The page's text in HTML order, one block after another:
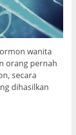
wanita
orang pernah
secara
dihasilkan